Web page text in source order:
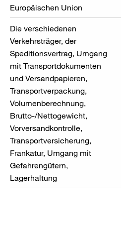
Europäischen Union
Die verschiedenen
Verkehrsträger, der
Speditionsvertrag, Umgang
mit Transportdokumenten
und Versandpapieren,
Transportverpackung,
Volumenberechnung,
Brutto-/Nettogewicht,
Vorversandkontrolle,
Transportversicherung,
Frankatur, Umgang mit
Gefahrengütern,
Lagerhaltung